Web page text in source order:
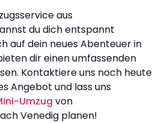
aus
du dich entspannt
auf dein neues Abenteuer in
dir einen umfassenden
Kontaktiere uns noch heute
Angebot und lass uns
Umzug von
Venedig planen!